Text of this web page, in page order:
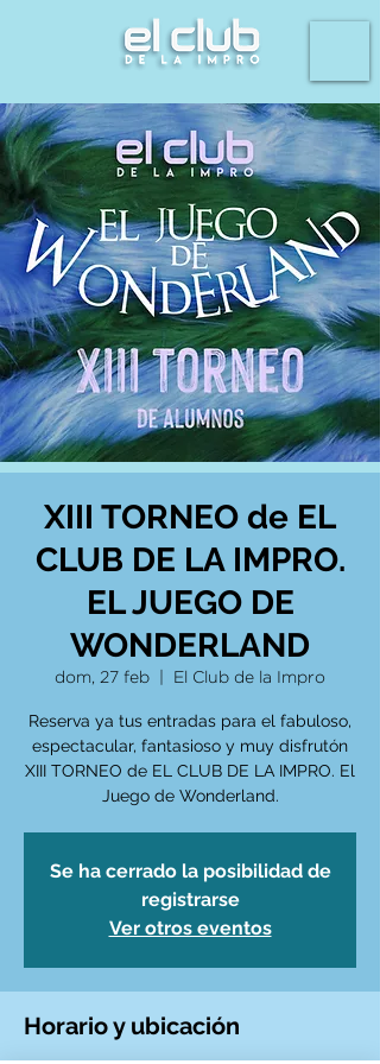
XIII TORNEO de EL
CLUB DE LA IMPRO.
EL JUEGO DE
WONDERLAND
dom, 27 feb El Club de la Impro
Reserva ya tus entradas para el fabuloso,
espectacular, fantasioso y muy disfrutón
XIII TORNEO de EL CLUB DE LA IMPRO. El
Juego de Wonderland.
Se ha cerrado la posibilidad de
registrarse
Ver otros eventos
Horario y ubicación